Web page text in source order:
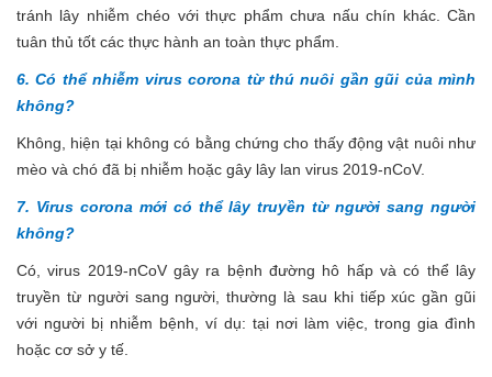
tránh lây nhiễm chéo với thực phẩm chưa nấu chín khác. Cần
tuân thủ tốt các thực hành an toàn thực phẩm.
6. Có thể nhiễm virus corona từ thú nuôi gần gũi của mình
không?
Không, hiện tại không có bằng chứng cho thấy động vật nuôi như
mèo và chó đã bị nhiễm hoặc gây lây lan virus 2019-nCoV.
7. Virus corona mới có thể lây truyền từ người sang người
không?
Có, virus 2019-nCoV gây ra bệnh đường hô hấp và có thể lây
truyền từ người sang người, thường là sau khi tiếp xúc gần gũi
với người bị nhiễm bệnh, ví dụ: tại nơi làm việc, trong gia đình
hoặc cơ sở y tế.